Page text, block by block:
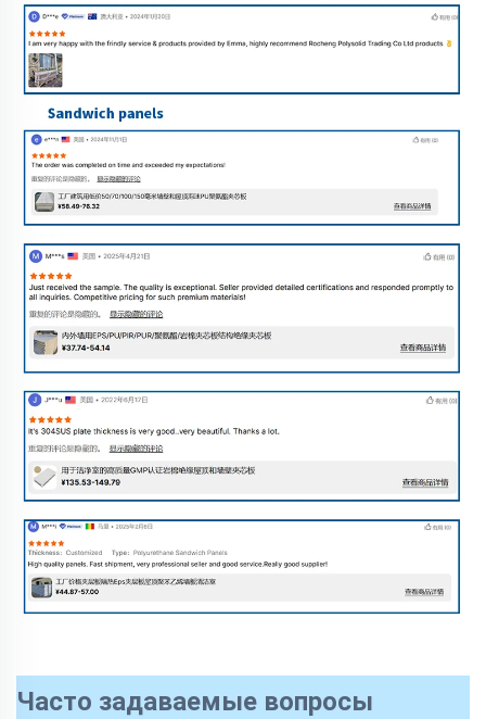
Часто задаваемые вопросы